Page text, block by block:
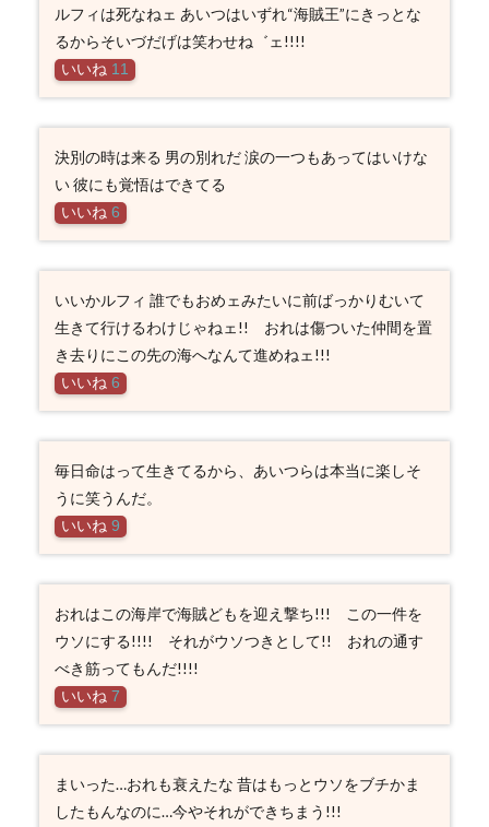
ルフィは死なねェ あいつはいずれ“海賊王”にきっとな
るからそいづだげは笑わせね゛ェ!!!!
いいね 11
決別の時は来る 男の別れだ 涙の一つもあってはいけな
い 彼にも覚悟はできてる
いいね 6
いいかルフィ 誰でもおめェみたいに前ばっかりむいて
生きて行けるわけじゃねェ!! おれは傷ついた仲間を置
き去りにこの先の海へなんて進めねェ!!!
いいね 6
毎日命はって生きてるから、あいつらは本当に楽しそ
うに笑うんだ。
いいね 9
おれはこの海岸で海賊どもを迎え撃ち!!! この一件を
ウソにする!!!! それがウソつきとして!! おれの通す
べき筋ってもんだ!!!!
いいね 7
まいった…おれも衰えたな 昔はもっとウソをブチかま
したもんなのに…今やそれができちまう!!!